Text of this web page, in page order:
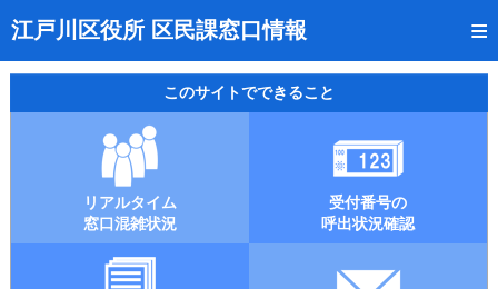
江戸川区役所 区民課窓口情報
トップページ
リアルタイム窓口混雑状況
受付番号の呼出状況確認
証明書の交付状況確認
呼出状況のメール通知登録
来庁日時の事前予約
このサイトでできること
リアルタイム
窓口混雑状況
受付番号の
呼出状況確認